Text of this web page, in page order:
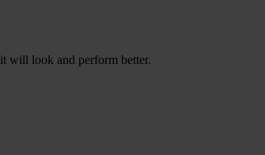
it will look and perform better.